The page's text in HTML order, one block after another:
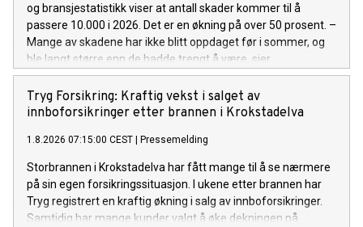
og bransjestatistikk viser at antall skader kommer til å
passere 10.000 i 2026. Det er en økning på over 50 prosent. –
Mange av skadene har ikke blitt oppdaget før i sommer, og
ble langt større enn de hadde trengt å være, sier
kommunikasjonsrådgiver Espen Borge i Tryg Forsikring.
Tryg Forsikring: Kraftig vekst i salget av
innboforsikringer etter brannen i Krokstadelva
1.8.2026 07:15:00 CEST | Pressemelding
Storbrannen i Krokstadelva har fått mange til å se nærmere
på sin egen forsikringssituasjon. I ukene etter brannen har
Tryg registrert en kraftig økning i salg av innboforsikringer.
Samtidig har mange kunder valgt å øke dekningen på